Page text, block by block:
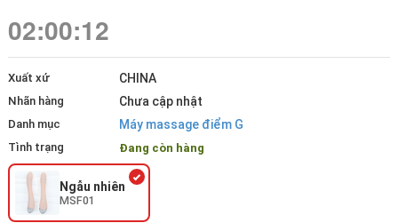
02:00:12
Xuất xứ CHINA
Nhãn hàng Chưa cập nhật
Danh mục Máy massage điểm G
Tình trạng Đang còn hàng
Ngẫu nhiên
MSF01